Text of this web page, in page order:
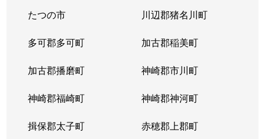
たつの市 川辺郡猪名川町
多可郡多可町 加古郡稲美町
加古郡播磨町 神崎郡市川町
神崎郡福崎町 神崎郡神河町
揖保郡太子町 赤穂郡上郡町